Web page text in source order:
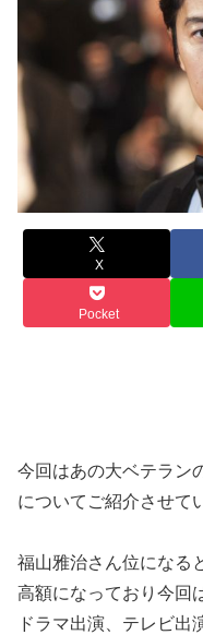
X
Pocket
今回はあの大ベテラン
についてご紹介させて
福山雅治さん位になる
高額になっており今回
ドラマ出演、テレビ出